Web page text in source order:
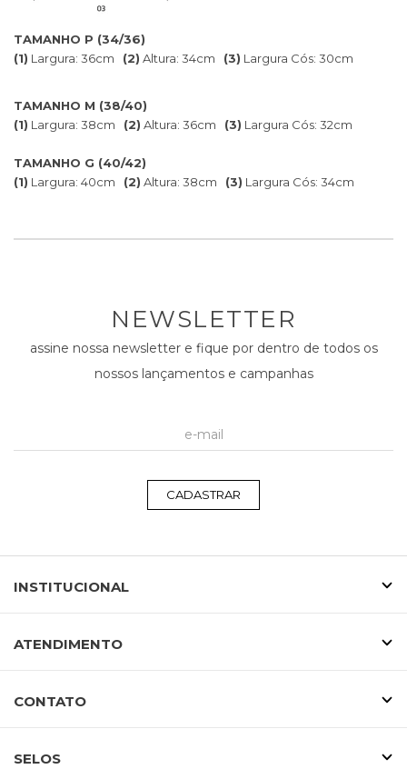
TAMANHO P (34/36)
(1) Largura: 36cm (2) Altura: 34cm (3) Largura Cós: 30cm
TAMANHO M (38/40)
(1) Largura: 38cm (2) Altura: 36cm (3) Largura Cós: 32cm
TAMANHO G (40/42)
(1) Largura: 40cm (2) Altura: 38cm (3) Largura Cós: 34cm
NEWSLETTER
assine nossa newsletter e fique por dentro de todos os
nossos lançamentos e campanhas
CADASTRAR
INSTITUCIONAL
ATENDIMENTO
CONTATO
SELOS